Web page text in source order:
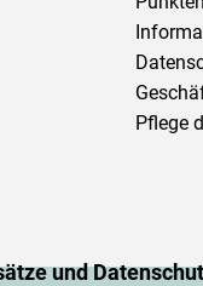
und
Pflege